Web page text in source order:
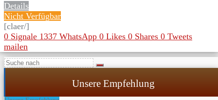
Details
Nicht Verfügbar
[claer/]
0 Signale 1337 WhatsApp 0 Likes 0 Shares 0 Tweets
mailen
Unsere Empfehlung